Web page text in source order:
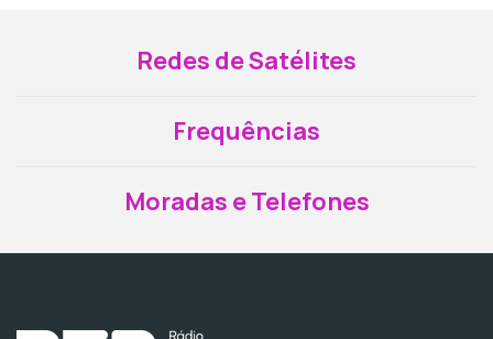
Redes de Satélites
Frequências
Moradas e Telefones